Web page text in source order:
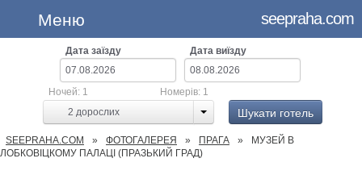
Меню seepraha.com
Дата заїзду Дата виїзду
2 дорослих
Ночей: 1 Номерів: 1
Шукати готель
SEEPRAHA.COM ФОТОГАЛЕРЕЯ ПРАГА
МУЗЕЙ В
ЛОБКОВІЦКОМУ ПАЛАЦІ (ПРАЗЬКИЙ ГРАД)